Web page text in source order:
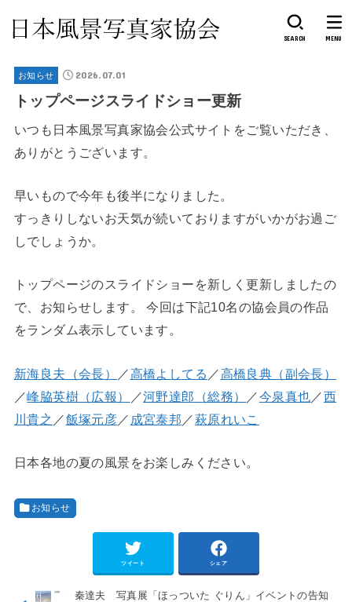
SEARCH MENU
お知らせ 2026.07.01
トップページスライドショー更新
いつも日本風景写真家協会公式サイトをご覧いただき、
ありがとうございます。
早いもので今年も後半になりました。
すっきりしないお天気が続いておりますがいかがお過ご
しでしょうか。
トップページのスライドショーを新しく更新しましたの
で、お知らせします。 今回は下記10名の協会員の作品
をランダム表示しています。
新海良夫（会長） ／高橋よしてる ／高橋良典（副会長）
／峰脇英樹（広報） ／河野達郎（総務） ／今泉真也 ／西
川貴之 ／飯塚元彦 ／ 成宮泰邦 ／萩原れいこ
日本各地の夏の風景をお楽しみください。
お知らせ
ツイート シェア
秦達夫 写真展「ほっついた ぐりん」イベントの告知